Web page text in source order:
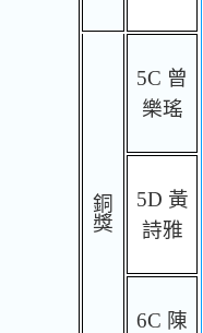
銅
獎
5C 曾
樂瑤
5D 黃
詩雅
6C 陳